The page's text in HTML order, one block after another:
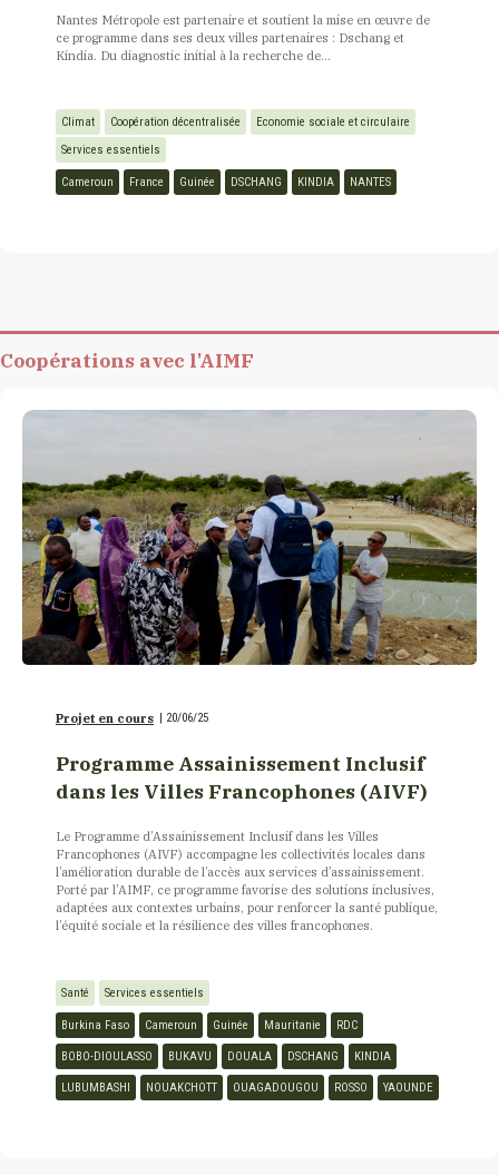
Nantes Métropole est partenaire et soutient la mise en œuvre de
ce programme dans ses deux villes partenaires : Dschang et
Kindia. Du diagnostic initial à la recherche de...
Climat Coopération décentralisée
Economie sociale et circulaire
Services essentiels
Cameroun France Guinée DSCHANG KINDIA NANTES
Coopérations avec l'AIMF
Projet en cours 20/06/25
Programme Assainissement Inclusif
dans les Villes Francophones (AIVF)
Le Programme d’Assainissement Inclusif dans les Villes
Francophones (AIVF) accompagne les collectivités locales dans
l’amélioration durable de l’accès aux services d’assainissement.
Porté par l’AIMF, ce programme favorise des solutions inclusives,
adaptées aux contextes urbains, pour renforcer la santé publique,
l’équité sociale et la résilience des villes francophones.
Santé Services essentiels
Burkina Faso Cameroun Guinée Mauritanie RDC
BOBO-DIOULASSO BUKAVU DOUALA DSCHANG KINDIA
LUBUMBASHI NOUAKCHOTT OUAGADOUGOU ROSSO YAOUNDE